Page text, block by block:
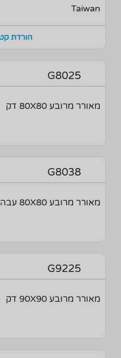
Taiwan
הורדת
G8025
מאורר מרובע 80X80 דק
G8038
מאורר מרובע 80X80 עבה
G9225
מאורר מרובע 90X90 דק